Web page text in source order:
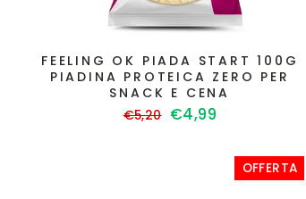
FEELING OK PIADA START 100G
PIADINA PROTEICA ZERO PER
SNACK E CENA
Prezzo
€5,20 Prezzo
€4,99
OFFERTA